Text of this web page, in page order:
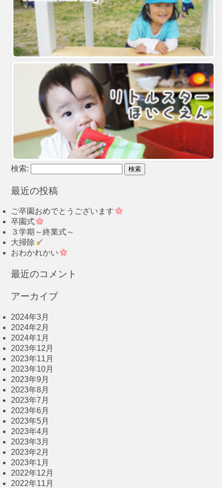
検索:
最近の投稿
ご卒園おめでとうございます
卒園式
３学期～終業式～
大掃除
おわかれかい
最近のコメント
アーカイブ
2024年3月
2024年2月
2024年1月
2023年12月
2023年11月
2023年10月
2023年9月
2023年8月
2023年7月
2023年6月
2023年5月
2023年4月
2023年3月
2023年2月
2023年1月
2022年12月
2022年11月